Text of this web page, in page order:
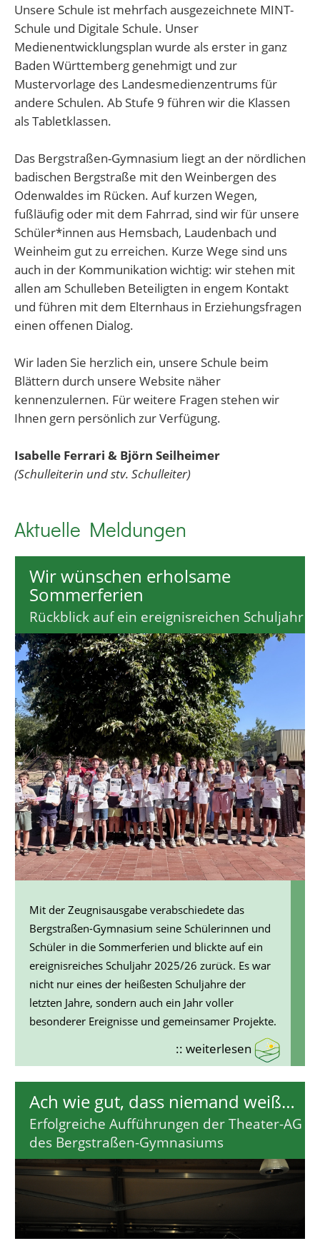
Unsere Schule ist mehrfach ausgezeichnete MINT-
Schule und Digitale Schule. Unser
Medienentwicklungsplan wurde als erster in ganz
Baden Württemberg genehmigt und zur
Mustervorlage des Landesmedienzentrums für
andere Schulen. Ab Stufe 9 führen wir die Klassen
als Tabletklassen.
Das Bergstraßen-Gymnasium liegt an der nördlichen
badischen Bergstraße mit den Weinbergen des
Odenwaldes im Rücken. Auf kurzen Wegen,
fußläufig oder mit dem Fahrrad, sind wir für unsere
Schüler*innen aus Hemsbach, Laudenbach und
Weinheim gut zu erreichen. Kurze Wege sind uns
auch in der Kommunikation wichtig: wir stehen mit
allen am Schulleben Beteiligten in engem Kontakt
und führen mit dem Elternhaus in Erziehungsfragen
einen offenen Dialog.
Wir laden Sie herzlich ein, unsere Schule beim
Blättern durch unsere Website näher
kennenzulernen. Für weitere Fragen stehen wir
Ihnen gern persönlich zur Verfügung.
Isabelle Ferrari & Björn Seilheimer
(Schulleiterin und stv. Schulleiter)
Aktuelle Meldungen
Wir wünschen erholsame
Sommerferien
Rückblick auf ein ereignisreichen Schuljahr
Mit der Zeugnisausgabe verabschiedete das
Bergstraßen-Gymnasium seine Schülerinnen und
Schüler in die Sommerferien und blickte auf ein
ereignisreiches Schuljahr 2025/26 zurück. Es war
nicht nur eines der heißesten Schuljahre der
letzten Jahre, sondern auch ein Jahr voller
besonderer Ereignisse und gemeinsamer Projekte.
:: weiterlesen
Ach wie gut, dass niemand weiß…
Erfolgreiche Aufführungen der Theater-AG
des Bergstraßen-Gymnasiums